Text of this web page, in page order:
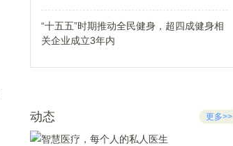
“十五五”时期推动全民健身，超四成健身相
关企业成立3年内
动态 更多>>